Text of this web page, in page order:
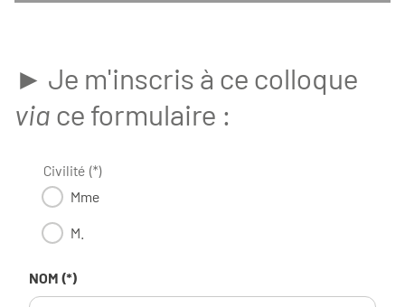
► Je m'inscris à ce colloque
via ce formulaire :
Civilité (*)
Mme
M.
NOM (*)